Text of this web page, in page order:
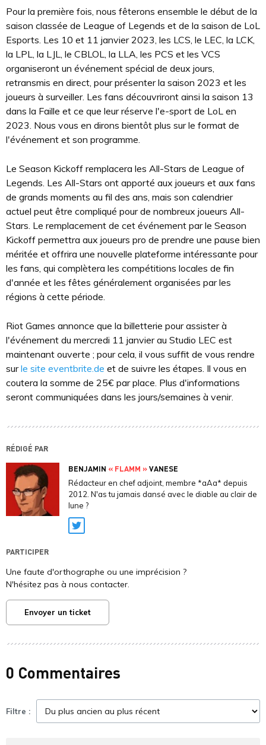
Pour la première fois, nous fêterons ensemble le début de la
saison classée de League of Legends et de la saison de LoL
Esports. Les 10 et 11 janvier 2023, les LCS, le LEC, la LCK,
la LPL, la LJL, le CBLOL, la LLA, les PCS et les VCS
organiseront un événement spécial de deux jours,
retransmis en direct, pour présenter la saison 2023 et les
joueurs à surveiller. Les fans découvriront ainsi la saison 13
dans la Faille et ce que leur réserve l'e-sport de LoL en
2023. Nous vous en dirons bientôt plus sur le format de
l'événement et son programme.
Le Season Kickoff remplacera les All-Stars de League of
Legends. Les All-Stars ont apporté aux joueurs et aux fans
de grands moments au fil des ans, mais son calendrier
actuel peut être compliqué pour de nombreux joueurs All-
Stars. Le remplacement de cet événement par le Season
Kickoff permettra aux joueurs pro de prendre une pause bien
méritée et offrira une nouvelle plateforme intéressante pour
les fans, qui complètera les compétitions locales de fin
d'année et les fêtes généralement organisées par les
régions à cette période.
Riot Games annonce que la billetterie pour assister à
l'événement du mercredi 11 janvier au Studio LEC est
maintenant ouverte ; pour cela, il vous suffit de vous rendre
surle site eventbrite.de et de suivre les étapes. Il vous en
coutera la somme de 25€ par place. Plus d'informations
seront communiquées dans les jours/semaines à venir.
RÉDIGÉ PAR
BENJAMIN « FLAMM »VANESE
Rédacteur en chef adjoint, membre *aAa* depuis
2012. N'as tu jamais dansé avec le diable au clair de
lune ?
Twitter
PARTICIPER
Une faute d'orthographe ou une imprécision ?
N'hésitez pas à nous contacter.
Envoyer un ticket
0 Commentaires
Filtre :